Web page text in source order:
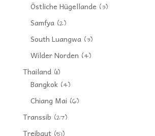
Östliche Hügellande (3)
Samfya(2)
South Luangwa(3)
Wilder Norden (4)
Thailand(11)
Bangkok(4)
Chiang Mai (6)
Transsib (27)
Treibgut(51)